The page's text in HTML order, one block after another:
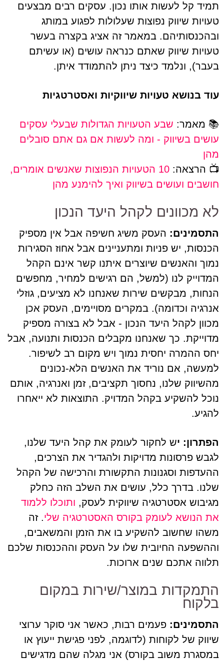
תמיד קל לעשות אותו נכון. עסקים רבים מבצעים
טעויות שיווק נפוצות שעלולות לפגוע במותג
ובהכנסותיהם. במאמר זה אציג בקצרה בעשר
טעויות שיווק שאתם כנראה עושים (או עשיתם
בעבר), ונלמד כיצד ניתן להתמודד איתן.
עוד בנושא טעויות שיווקיות ואסטרטגיות
📚 מאמר: שבע הטעויות הגדולות שבעלי עסקים
עושים בשיווק - ומה לעשות אם גם אתם סובלים
מהן
📺 הרצאה:
10 הטעויות הנפוצות שאנשים אומרים,
חושבים ועושים בשיווק ואיך להימנע מהן
לא מכוונים לקהל היעד הנכון
התסמינים: העסק משיג חשיפה אבל אין מספיק
הכנסות, יש פניות ומתעניינים אבל אחוז הסגירות
נמוך והאנשים שיוצרים איתנו קשר אינם הקהל
המדוייק לנו (למשל, הם רגישים למחיר, מחפשים
הנחות, מבקשים שירות שאנחנו לא מציעים, גוזלי
אנרגיה וכדומה). במקרים מסויימים, העסק אכן
מכוון לקהל היעד הנכון - אבל לא בצורה מספיק
מדוייקת. כך שאנחנו מקבלים הכנסות ותנועה, אבל
יחס ההמרה יחסית נמוך ויש מקום רב לשיפור.
למעשה, אם נוריד את האנשים הלא-נכונים
מהשיווק שלנו, נחסוך תקציבים, זמן ואנרגיה, אותם
נוכל להשקיע בקהל המדויק. התוצאות לא ייאחרו
להגיע.
הפתרון: יש לחקור לעומק את קהל היעד שלנו,
לגבש פרסונות מדויקות ולהגדיר את הצרכים,
ההעדפות וסגנונות התקשורת והרכישה של הקהל
שלנו. בדרך כלל, עושים את השלב הזה כחלק
מגיבוש אסטרטגיה שיווקית לעסק, ותוכלו ללמוד
את הנושא לעומק בקורס האסטרטגיה שלי. זה
משהו שחשוב להשקיע בו את הזמן והמשאבים,
וההשפעה החיובית שלו על העסק וההכנסות שלכם
תלווה אתכם שנים ארוכות.
התמקדות במוצר/שירות במקום
בלקוח
התסמינים: פעמים רבות, כאשר אני סוקר ערוצי
שיווק של לקוחות (לדוגמה, לפני פגישת ייעוץ או
במסגרת משוב בקורס) אני מגלה שהם מדגישים